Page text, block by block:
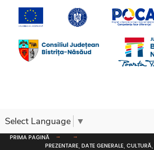
Select Language ▼
PRIMA PAGINĂ
PREZENTARE, DATE GENERALE,